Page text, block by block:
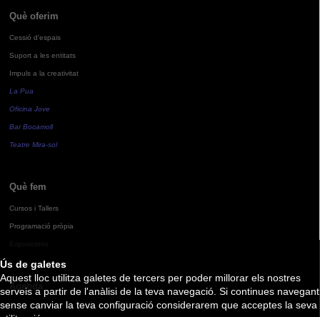
Ús de galetes
Aquest lloc utilitza galetes de tercers per poder millorar els nostres
serveis a partir de l'anàlisi de la teva navegació. Si continues navegant
sense canviar la teva configuració considerarem que acceptes la seva
Què oferim
Cessió d'espais
Suport a les entitats
Impuls a la creativitat
La Pua
Oficina Jove
Bar Bocamoll
Teatre Mira-sol
Què fem
Cursos i Tallers
Programació pròpia
Agenda